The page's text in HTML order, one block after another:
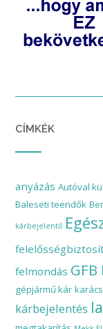
CÍMKÉK
anyázás Autóval
Baleseti teendők
kárbejelentő
felmondás
gépjármű kár
kárbejelentés